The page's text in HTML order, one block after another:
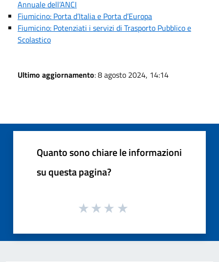
Annuale dell’ANCI
Fiumicino: Porta d’Italia e Porta d’Europa
Fiumicino: Potenziati i servizi di Trasporto Pubblico e
Scolastico
Ultimo aggiornamento: 8 agosto 2024, 14:14
Quanto sono chiare le informazioni
su questa pagina?